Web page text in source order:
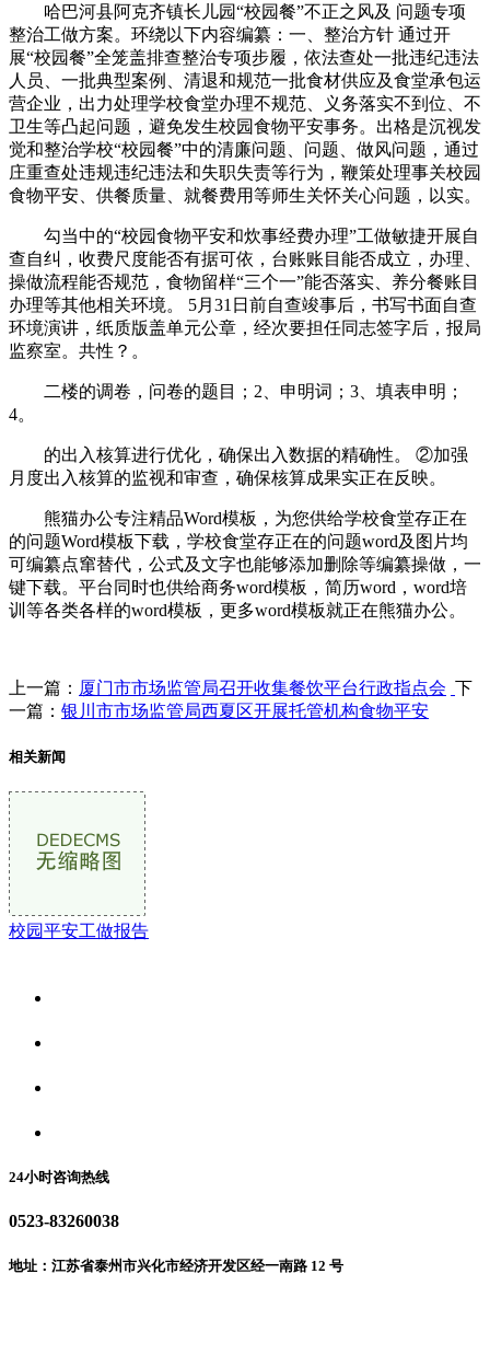
哈巴河县阿克齐镇长儿园“校园餐”不正之风及 问题专项
整治工做方案。环绕以下内容编纂：一、整治方针 通过开
展“校园餐”全笼盖排查整治专项步履，依法查处一批违纪违法
人员、一批典型案例、清退和规范一批食材供应及食堂承包运
营企业，出力处理学校食堂办理不规范、义务落实不到位、不
卫生等凸起问题，避免发生校园食物平安事务。出格是沉视发
觉和整治学校“校园餐”中的清廉问题、问题、做风问题，通过
庄重查处违规违纪违法和失职失责等行为，鞭策处理事关校园
食物平安、供餐质量、就餐费用等师生关怀关心问题，以实。
勾当中的“校园食物平安和炊事经费办理”工做敏捷开展自
查自纠，收费尺度能否有据可依，台账账目能否成立，办理、
操做流程能否规范，食物留样“三个一”能否落实、养分餐账目
办理等其他相关环境。 5月31日前自查竣事后，书写书面自查
环境演讲，纸质版盖单元公章，经次要担任同志签字后，报局
监察室。共性？。
二楼的调卷，问卷的题目；2、申明词；3、填表申明；
4。
的出入核算进行优化，确保出入数据的精确性。 ②加强
月度出入核算的监视和审查，确保核算成果实正在反映。
熊猫办公专注精品Word模板，为您供给学校食堂存正在
的问题Word模板下载，学校食堂存正在的问题word及图片均
可编纂点窜替代，公式及文字也能够添加删除等编纂操做，一
键下载。平台同时也供给商务word模板，简历word，word培
训等各类各样的word模板，更多word模板就正在熊猫办公。
上一篇： 厦门市市场监管局召开收集餐饮平台行政指点会 下
一篇： 银川市市场监管局西夏区开展托管机构食物平安
相关新闻
校园平安工做报告
24小时咨询热线
0523-83260038
地址：江苏省泰州市兴化市经济开发区经一南路 12 号